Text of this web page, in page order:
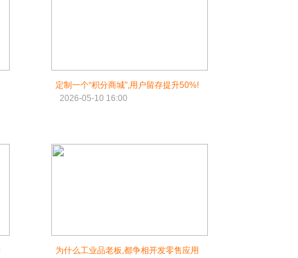
定制一个“积分商城”,用户留存提升50%!
2026-05-10 16:00
为什么工业品老板,都争相开发零售应用